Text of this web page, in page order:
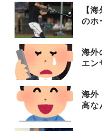
【
のホ
海外
エン
海外
高な